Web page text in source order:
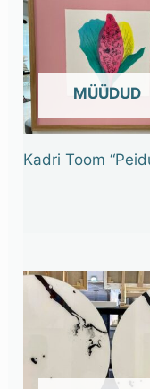
OUT OF
Kadri Toom